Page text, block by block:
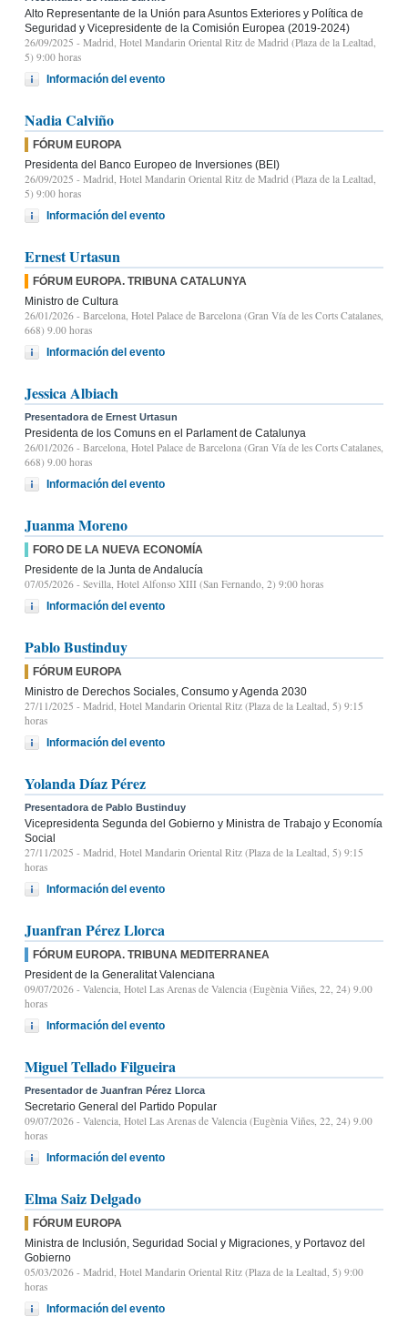
Alto Representante de la Unión para Asuntos Exteriores y Política de
Seguridad y Vicepresidente de la Comisión Europea (2019-2024)
26/09/2025 - Madrid, Hotel Mandarin Oriental Ritz de Madrid (Plaza de la Lealtad,
5) 9:00 horas
Información del evento
Nadia Calviño
FÓRUM EUROPA
Presidenta del Banco Europeo de Inversiones (BEI)
26/09/2025 - Madrid, Hotel Mandarin Oriental Ritz de Madrid (Plaza de la Lealtad,
5) 9:00 horas
Información del evento
Ernest Urtasun
FÓRUM EUROPA. TRIBUNA CATALUNYA
Ministro de Cultura
26/01/2026 - Barcelona, Hotel Palace de Barcelona (Gran Vía de les Corts Catalanes,
668) 9.00 horas
Información del evento
Jessica Albiach
Presentadora de Ernest Urtasun
Presidenta de los Comuns en el Parlament de Catalunya
26/01/2026 - Barcelona, Hotel Palace de Barcelona (Gran Vía de les Corts Catalanes,
668) 9.00 horas
Información del evento
Juanma Moreno
FORO DE LA NUEVA ECONOMÍA
Presidente de la Junta de Andalucía
07/05/2026 - Sevilla, Hotel Alfonso XIII (San Fernando, 2) 9:00 horas
Información del evento
Pablo Bustinduy
FÓRUM EUROPA
Ministro de Derechos Sociales, Consumo y Agenda 2030
27/11/2025 - Madrid, Hotel Mandarin Oriental Ritz (Plaza de la Lealtad, 5) 9:15
horas
Información del evento
Yolanda Díaz Pérez
Presentadora de Pablo Bustinduy
Vicepresidenta Segunda del Gobierno y Ministra de Trabajo y Economía
Social
27/11/2025 - Madrid, Hotel Mandarin Oriental Ritz (Plaza de la Lealtad, 5) 9:15
horas
Información del evento
Juanfran Pérez Llorca
FÓRUM EUROPA. TRIBUNA MEDITERRANEA
President de la Generalitat Valenciana
09/07/2026 - Valencia, Hotel Las Arenas de Valencia (Eugènia Viñes, 22, 24) 9.00
horas
Información del evento
Miguel Tellado Filgueira
Presentador de Juanfran Pérez Llorca
Secretario General del Partido Popular
09/07/2026 - Valencia, Hotel Las Arenas de Valencia (Eugènia Viñes, 22, 24) 9.00
horas
Información del evento
Elma Saiz Delgado
FÓRUM EUROPA
Ministra de Inclusión, Seguridad Social y Migraciones, y Portavoz del
Gobierno
05/03/2026 - Madrid, Hotel Mandarin Oriental Ritz (Plaza de la Lealtad, 5) 9:00
horas
Información del evento